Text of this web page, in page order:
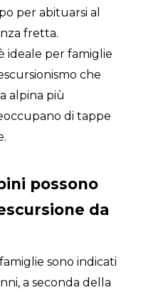
per abituarsi al
fretta.
ideale per famiglie
che
alpina più
di tappe
possono
da
sono indicati
a seconda della